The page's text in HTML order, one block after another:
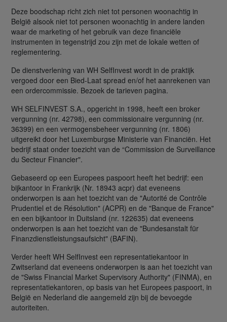
Deze boodschap richt zich niet tot personen woonachtig in
België alsook niet tot personen woonachtig in andere landen
waar de marketing of het gebruik van deze financiële
instrumenten in tegenstrijd zou zijn met de lokale wetten of
reglementering.
De dienstverlening van WH SelfInvest wordt in de praktijk
vergoed door een Bied-Laat spread en/of het aanrekenen van
een ordercommissie. Bezoek de tarieven pagina.
WH SELFINVEST S.A., opgericht in 1998, heeft een broker
vergunning (nr. 42798), een commissionaire vergunning (nr.
36399) en een vermogensbeheer vergunning (nr. 1806)
uitgereikt door het Luxemburgse Ministerie van Financiën. Het
bedrijf staat onder toezicht van de “Commission de Surveillance
du Secteur Financier".
Gebaseerd op een Europees paspoort heeft het bedrijf: een
bijkantoor in Frankrijk (Nr. 18943 acpr) dat eveneens
onderworpen is aan het toezicht van de "Autorité de Contrôle
Prudentiel et de Résolution" (ACPR) en de "Banque de France"
en een bijkantoor in Duitsland (nr. 122635) dat eveneens
onderworpen is aan het toezicht van de "Bundesanstalt für
Finanzdienstleistungsaufsicht" (BAFIN).
Verder heeft WH SelfInvest een representatiekantoor in
Zwitserland dat eveneens onderworpen is aan het toezicht van
de "Swiss Financial Market Supervisory Authority" (FINMA), en
representatiekantoren, op basis van het Europees paspoort, in
België en Nederland die aangemeld zijn bij de bevoegde
autoriteiten.